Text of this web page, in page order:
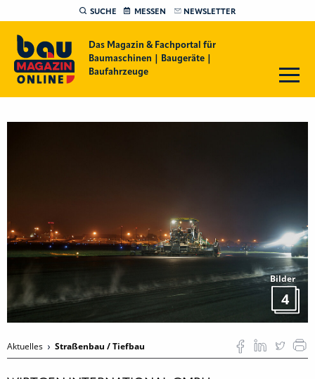
SUCHE MESSEN NEWSLETTER
Das Magazin & Fachportal für
Baumaschinen | Baugeräte |
Baufahrzeuge
Bilder
4
Aktuelles Straßenbau / Tiefbau